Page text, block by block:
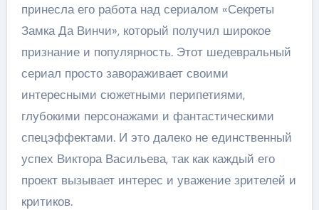
принесла его работа над сериалом «Секреты
Замка Да Винчи», который получил широкое
признание и популярность. Этот шедевральный
сериал просто завораживает своими
интересными сюжетными перипетиями,
глубокими персонажами и фантастическими
спецэффектами. И это далеко не единственный
успех Виктора Васильева, так как каждый его
проект вызывает интерес и уважение зрителей и
критиков.